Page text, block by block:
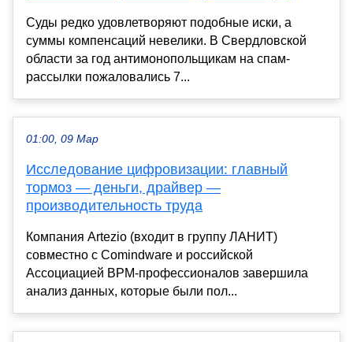
Суды редко удовлетворяют подобные иски, а
суммы компенсаций невелики. В Свердловской
области за год антимонопольщикам на спам-
рассылки пожаловались 7...
01:00, 09 Мар
Исследование цифровизации: главный
тормоз — деньги, драйвер —
производительность труда
Компания Artezio (входит в группу ЛАНИТ)
совместно с Comindware и российской
Ассоциацией BPM-профессионалов завершила
анализ данных, которые были пол...